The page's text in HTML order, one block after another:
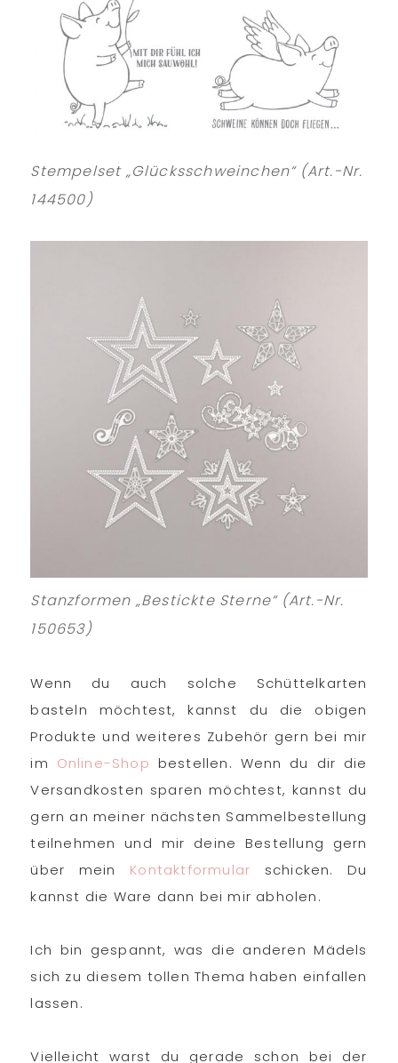
Stempelset „Glücksschweinchen“ (Art.-Nr.
144500)
Stanzformen „Bestickte Sterne“ (Art.-Nr.
150653)
Wenn du auch solche Schüttelkarten
basteln möchtest, kannst du die obigen
Produkte und weiteres Zubehör gern bei mir
im Online-Shop bestellen. Wenn du dir die
Versandkosten sparen möchtest, kannst du
gern an meiner nächsten Sammelbestellung
teilnehmen und mir deine Bestellung gern
über mein Kontaktformular schicken. Du
kannst die Ware dann bei mir abholen.
Ich bin gespannt, was die anderen Mädels
sich zu diesem tollen Thema haben einfallen
lassen.
Vielleicht warst du gerade schon bei der